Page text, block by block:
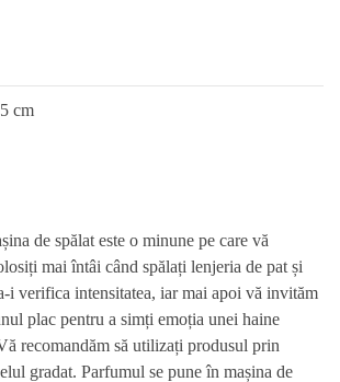
cm
de spălat este o minune pe care vă
mai întâi când spălați lenjeria de pat și
i verifica intensitatea, iar mai apoi vă invităm
plac pentru a simți emoția unei haine
recomandăm să utilizați produsul prin
gradat. Parfumul se pune în mașina de